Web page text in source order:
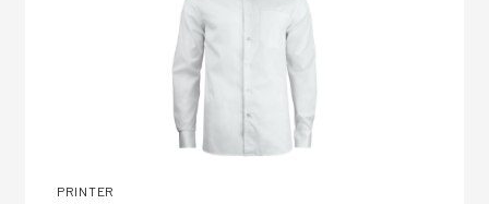
PRINTER